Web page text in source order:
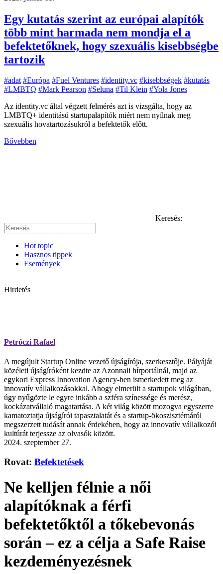
Egy kutatás szerint az európai alapítók
több mint harmada nem mondja el a
befektetőknek, hogy szexuális kisebbségbe
tartozik
#adat #Európa #Fuel Ventures #identity.vc #kisebbségek #kutatás
#LMBTQ #Mark Pearson #Seluna #Til Klein #Yola Jones
Az identity.vc által végzett felmérés azt is vizsgálta, hogy az
LMBTQ+ identitású startupalapítók miért nem nyílnak meg
szexuális hovatartozásukról a befektetők előtt.
Bővebben
Keresés:
Hot topic
Hasznos tippek
Események
Hirdetés
Petróczi Rafael
A megújult Startup Online vezető újságírója, szerkesztője. Pályáját
közéleti újságíróként kezdte az Azonnali hírportálnál, majd az
egykori Express Innovation Agency-ben ismerkedett meg az
innovatív vállalkozásokkal. Ahogy elmerült a startupok világában,
úgy nyűgözte le egyre inkább a szféra színessége és merész,
kockázatvállaló magatartása. A két világ között mozogva egyszerre
kamatoztatja újságírói tapasztalatát és a startup-ökoszisztémáról
megszerzett tudását annak érdekében, hogy az innovatív vállalkozói
kultúrát terjessze az olvasók között.
2024. szeptember 27.
Rovat: Befektetések
Ne kelljen félnie a női
alapítóknak a férfi
befektetőktől a tőkebevonás
során – ez a célja a Safe Raise
kezdeményezésnek